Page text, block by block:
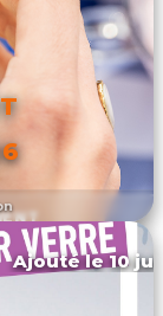
Ajouté le 10